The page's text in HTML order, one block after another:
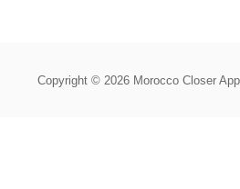
Copyright © 2026 Morocco Closer